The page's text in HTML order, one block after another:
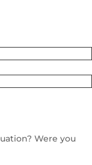
Were you